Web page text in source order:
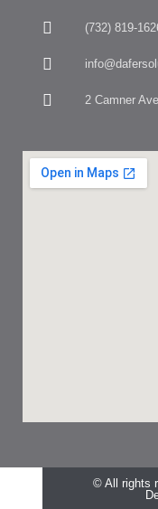
(732) 819-
2 Camner
© All rights